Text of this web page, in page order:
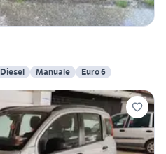
Diesel Manuale Euro 6